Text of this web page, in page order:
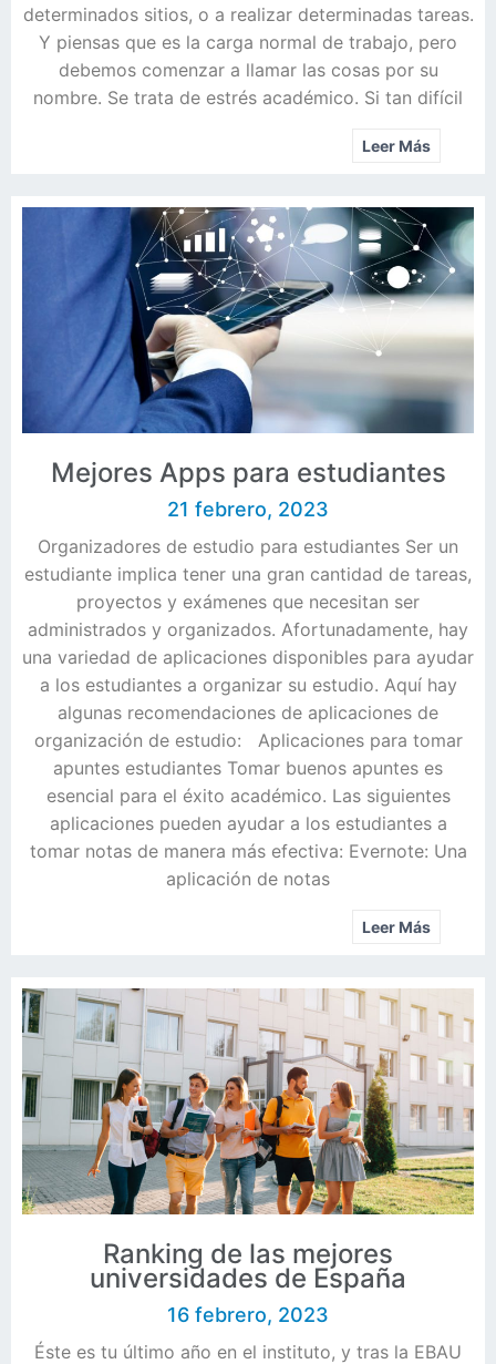
determinados sitios, o a realizar determinadas tareas.
Y piensas que es la carga normal de trabajo, pero
debemos comenzar a llamar las cosas por su
nombre. Se trata de estrés académico. Si tan difícil
Leer Más
Mejores Apps para estudiantes
21 febrero, 2023
Organizadores de estudio para estudiantes Ser un
estudiante implica tener una gran cantidad de tareas,
proyectos y exámenes que necesitan ser
administrados y organizados. Afortunadamente, hay
una variedad de aplicaciones disponibles para ayudar
a los estudiantes a organizar su estudio. Aquí hay
algunas recomendaciones de aplicaciones de
organización de estudio: Aplicaciones para tomar
apuntes estudiantes Tomar buenos apuntes es
esencial para el éxito académico. Las siguientes
aplicaciones pueden ayudar a los estudiantes a
tomar notas de manera más efectiva: Evernote: Una
aplicación de notas
Leer Más
Ranking de las mejores
universidades de España
16 febrero, 2023
Éste es tu último año en el instituto, y tras la EBAU